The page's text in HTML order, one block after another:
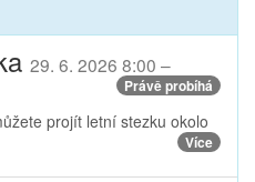
29. 6. 2026 8:00 –
Právě probíhá
projít letní stezku okolo
Více